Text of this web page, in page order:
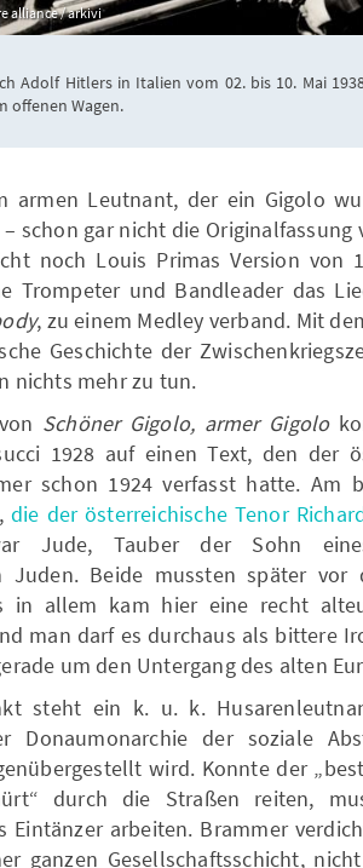
alliance / arkivi
Adolf Hitlers in Italien vom 02. bis 10. Mai
offenen Wagen.
armen Leutnant, der ein Gigolo
schon gar nicht die Originalfassung
noch Louis Primas Version von
Trompeter und Bandleader das
, zu einem Medley verband. Mit
Geschichte der
nichts mehr zu tun.
Schöner Gigolo, armer Gigolo
1928 auf einen Text, den der
schon 1924 verfasst hatte. Am
die der österreichische Tenor
Jude, Tauber der Sohn
Juden. Beide mussten später vor
in allem kam hier eine recht
man darf es durchaus als bittere
um den Untergang des alten
steht ein k. u. k.
Donaumonarchie der soziale
wird. Konnte der
durch die Straßen reiten,
Eintänzer arbeiten. Brammer
ganzen Gesellschaftsschicht,